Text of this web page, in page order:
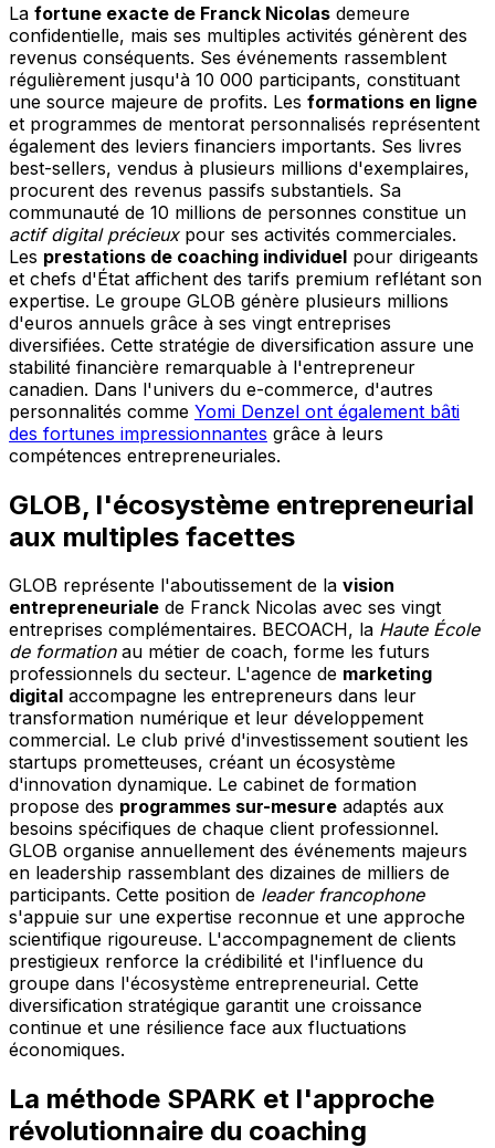
La fortune exacte de Franck Nicolas demeure
confidentielle, mais ses multiples activités génèrent des
revenus conséquents. Ses événements rassemblent
régulièrement jusqu'à 10 000 participants, constituant
une source majeure de profits. Les formations en ligne
et programmes de mentorat personnalisés représentent
également des leviers financiers importants. Ses livres
best-sellers, vendus à plusieurs millions d'exemplaires,
procurent des revenus passifs substantiels. Sa
communauté de 10 millions de personnes constitue un
actif digital précieuxpour ses activités commerciales.
Les prestations de coaching individuel pour dirigeants
et chefs d'État affichent des tarifs premium reflétant son
expertise. Le groupe GLOB génère plusieurs millions
d'euros annuels grâce à ses vingt entreprises
diversifiées. Cette stratégie de diversification assure une
stabilité financière remarquable à l'entrepreneur
canadien. Dans l'univers du e-commerce, d'autres
personnalités comme Yomi Denzel ont également bâti
des fortunes impressionnantes grâce à leurs
compétences entrepreneuriales.
GLOB, l'écosystème entrepreneurial
aux multiples facettes
GLOB représente l'aboutissement de la vision
entrepreneuriale de Franck Nicolas avec ses vingt
entreprises complémentaires. BECOACH, la Haute École
de formationau métier de coach, forme les futurs
professionnels du secteur. L'agence de marketing
digital accompagne les entrepreneurs dans leur
transformation numérique et leur développement
commercial. Le club privé d'investissement soutient les
startups prometteuses, créant un écosystème
d'innovation dynamique. Le cabinet de formation
propose des programmes sur-mesure adaptés aux
besoins spécifiques de chaque client professionnel.
GLOB organise annuellement des événements majeurs
en leadership rassemblant des dizaines de milliers de
participants. Cette position de leader francophone
s'appuie sur une expertise reconnue et une approche
scientifique rigoureuse. L'accompagnement de clients
prestigieux renforce la crédibilité et l'influence du
groupe dans l'écosystème entrepreneurial. Cette
diversification stratégique garantit une croissance
continue et une résilience face aux fluctuations
économiques.
La méthode SPARK et l'approche
révolutionnaire du coaching